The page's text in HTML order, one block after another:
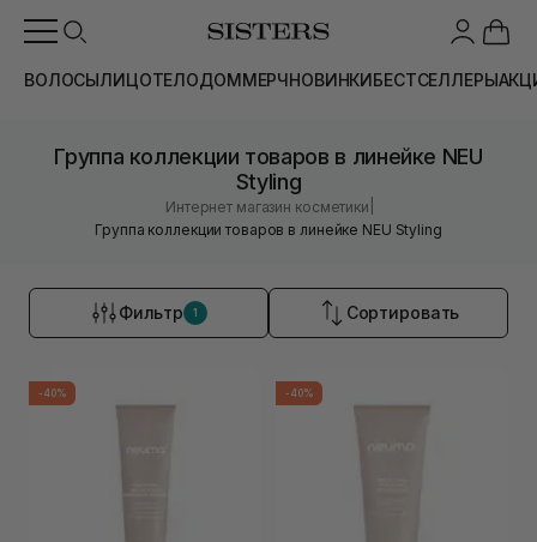
ВОЛОСЫЛИЦОТЕЛОДОММЕРЧНОВИНКИБЕСТСЕЛЛЕРЫ
Группа коллекции товаров в линейке NEU
Styling
Интернет магазин косметики
Группа коллекции товаров в линейке NEU Styling
Фильтр 1 Сортировать
-40% -40%